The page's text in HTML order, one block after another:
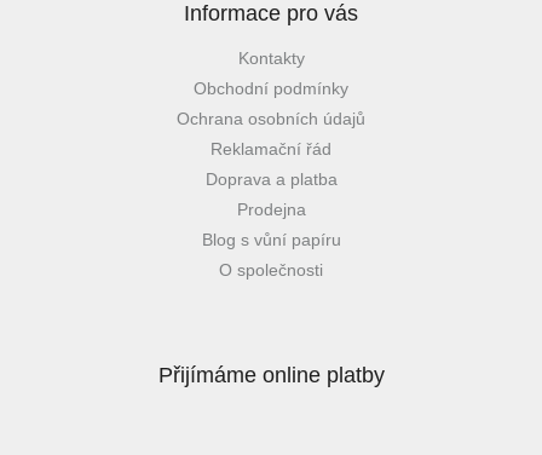
Informace pro vás
Kontakty
Obchodní podmínky
Ochrana osobních údajů
Reklamační řád
Doprava a platba
Prodejna
Blog s vůní papíru
O společnosti
Přijímáme online platby